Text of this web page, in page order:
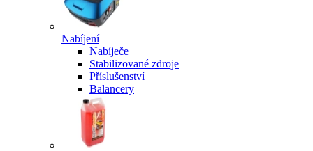
Nabíjení
Nabíječe
Stabilizované zdroje
Příslušenství
Balancery